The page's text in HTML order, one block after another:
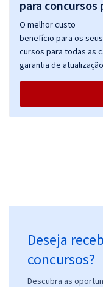
para
O melhor custo
benefício para os
cursos para todas as
garantia de
Deseja
concursos?
Descubra as